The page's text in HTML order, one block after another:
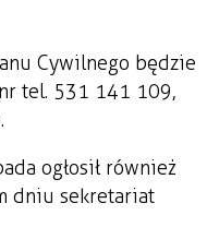
Cywilnego będzie
tel. 531 141 109,
ogłosił również
dniu sekretariat